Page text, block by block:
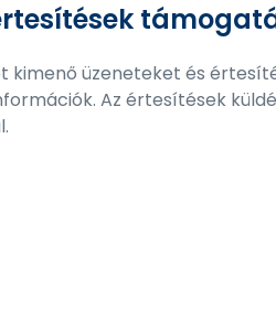
kimenő üzeneteket és
Az értesítések